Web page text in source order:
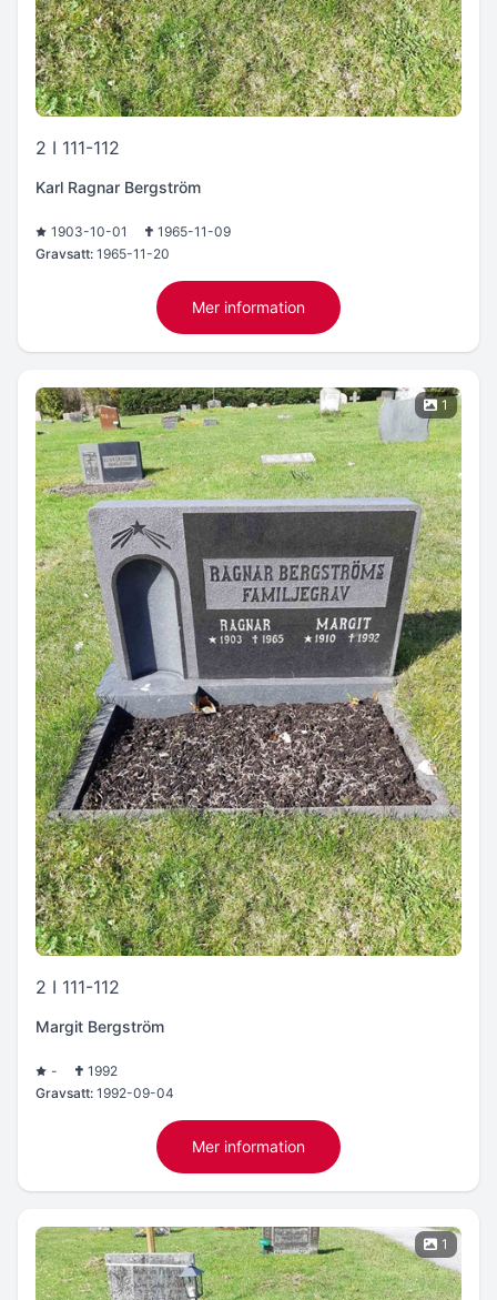
2 I 111-112
Karl Ragnar Bergström
1903-10-01
1965-11-09
Gravsatt: 1965-11-20
Mer information
1
2 I 111-112
Margit Bergström
-
1992
Gravsatt: 1992-09-04
Mer information
1